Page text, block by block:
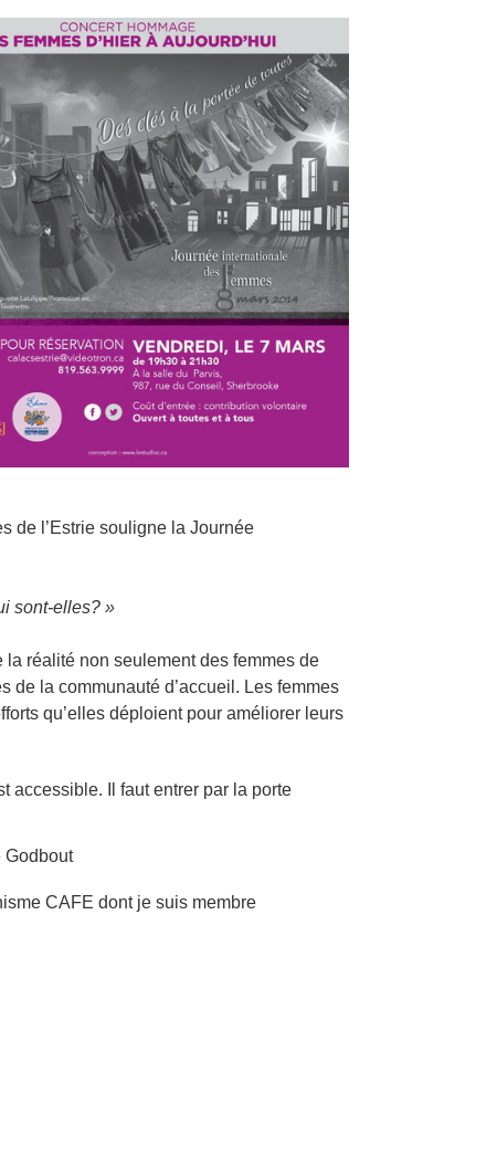
de l’Estrie souligne la Journée
sont-elles? »
réalité non seulement des femmes de
de la communauté d’accueil. Les femmes
qu’elles déploient pour améliorer leurs
accessible. Il faut entrer par la porte
Godbout
CAFE dont je suis membre